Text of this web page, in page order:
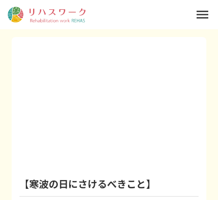
【寒波の日にさけるべきこと】
menu